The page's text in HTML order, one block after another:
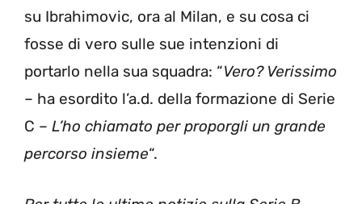
su Ibrahimovic, ora al Milan, e su cosa ci
fosse di vero sulle sue intenzioni di
portarlo nella sua squadra: “Vero? Verissimo
– ha esordito l’a.d. della formazione di Serie
C – L’ho chiamato per proporgli un grande
percorso insieme“.